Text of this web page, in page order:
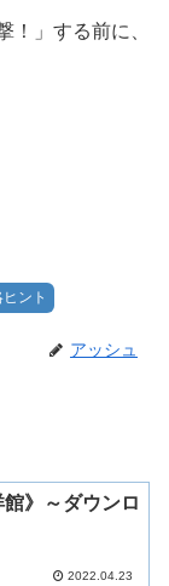
！」する前に、
ント
アッシュ
館》～ダウンロ
2022.04.23